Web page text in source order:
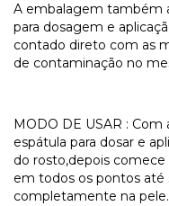
A embalagem também
para dosagem e
contado direto com as
de contaminação no
MODO DE USAR :
espátula para dosar e
do rosto,depois
em todos os pontos
completamente na pele.